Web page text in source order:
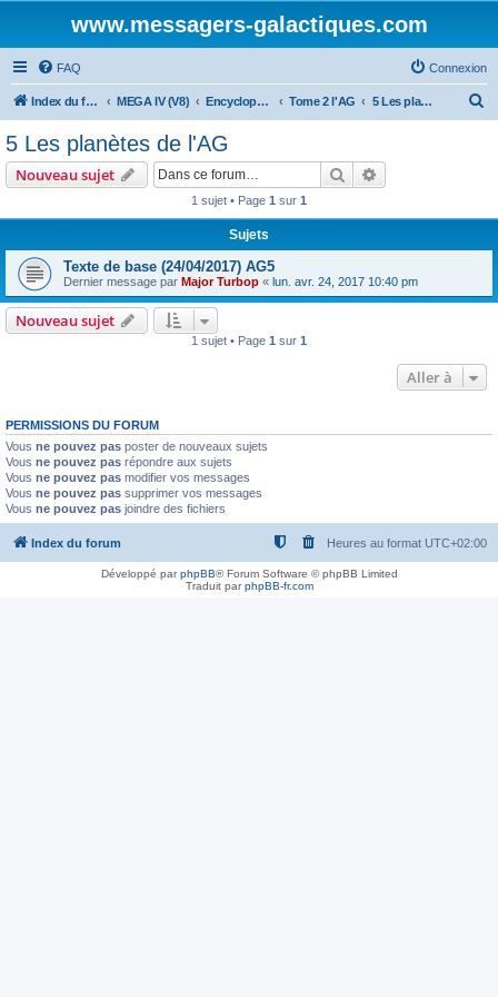
www.messagers-galactiques.com
FAQ Connexion
Index du forum MEGA IV (V8) Encyclopédie (V8) Tome 2 l'AG 5 Les planètes de l'AG
5 Les planètes de l'AG
Nouveau sujet Rechercher
1 sujet • Page 1 sur 1
Sujets
Texte de base (24/04/2017) AG5
Dernier message par Major Turbop « lun. avr. 24, 2017 10:40 pm
Nouveau sujet
1 sujet • Page 1 sur 1
Aller à
PERMISSIONS DU FORUM
Vous ne pouvez pas poster de nouveaux sujets
Vous ne pouvez pas répondre aux sujets
Vous ne pouvez pas modifier vos messages
Vous ne pouvez pas supprimer vos messages
Vous ne pouvez pas joindre des fichiers
Index du forum Heures au format UTC+02:00
Développé parphpBB® Forum Software © phpBB Limited
Traduit parphpBB-fr.com